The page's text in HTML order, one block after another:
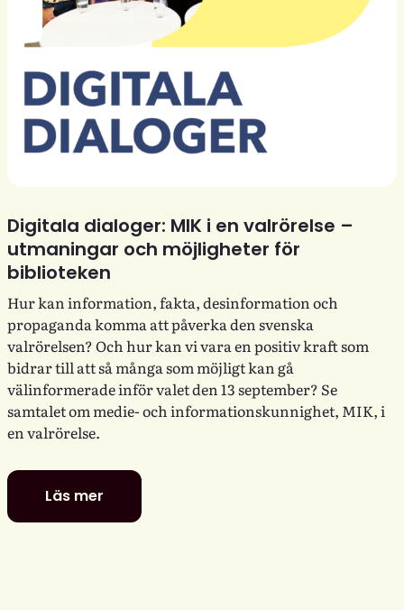
Digitala dialoger: MIK i en valrörelse –
utmaningar och möjligheter för
biblioteken
Hur kan information, fakta, desinformation och
propaganda komma att påverka den svenska
valrörelsen? Och hur kan vi vara en positiv kraft som
bidrar till att så många som möjligt kan gå
välinformerade inför valet den 13 september? Se
samtalet om medie- och informationskunnighet, MIK, i
en valrörelse.
Läs mer
Digitala
dialoger: